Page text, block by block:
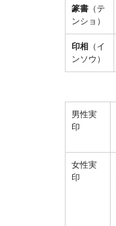
篆書（テ
ンショ）
印相 （イ
ンソウ）
男性実
印
女性実
印